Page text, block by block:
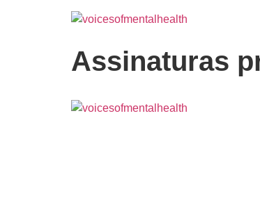
Assinaturas